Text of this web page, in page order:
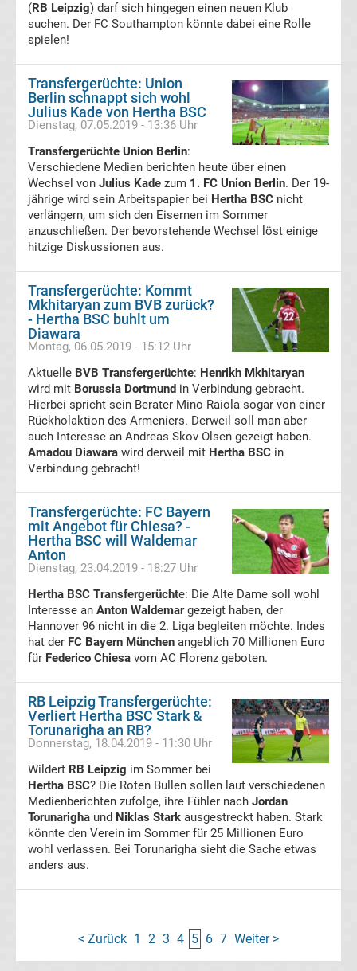
TSV
München
Transfergerüchte
VfB
Oldenburg
Transfergerüchte
VfB
Stuttgart
Transfergerüchte
VfL
Bochum
VfL
Wolfsburg
Transfergerüchte
Viktoria
Köln
Transfergerüchte
Bremen
Transfergerüchte
Hertha
BSC
Transfermarkt
(RB Leipzig) darf sich hingegen einen neuen Klub
suchen. Der FC Southampton könnte dabei eine Rolle
spielen!
Transfergerüchte: Union
Berlin schnappt sich wohl
Julius Kade von Hertha BSC
Dienstag, 07.05.2019 - 13:36 Uhr
Transfergerüchte Union Berlin:
Verschiedene Medien berichten heute über einen
Wechsel von Julius Kade zum 1. FC Union Berlin. Der 19-
jährige wird sein Arbeitspapier bei Hertha BSC nicht
verlängern, um sich den Eisernen im Sommer
anzuschließen. Der bevorstehende Wechsel löst einige
hitzige Diskussionen aus.
Transfergerüchte: Kommt
Mkhitaryan zum BVB zurück?
- Hertha BSC buhlt um
Diawara
Montag, 06.05.2019 - 15:12 Uhr
Aktuelle BVB Transfergerüchte: Henrikh Mkhitaryan
wird mit Borussia Dortmund in Verbindung gebracht.
Hierbei spricht sein Berater Mino Raiola sogar von einer
Rückholaktion des Armeniers. Derweil soll man aber
auch Interesse an Andreas Skov Olsen gezeigt haben.
Amadou Diawara wird derweil mit Hertha BSC in
Verbindung gebracht!
Transfergerüchte: FC Bayern
mit Angebot für Chiesa? -
Hertha BSC will Waldemar
Anton
Dienstag, 23.04.2019 - 18:27 Uhr
Hertha BSC Transfergerüchte: Die Alte Dame soll wohl
Interesse an Anton Waldemargezeigt haben, der
Hannover 96 nicht in die 2. Liga begleiten möchte. Indes
hat der FC Bayern München angeblich 70 Millionen Euro
für Federico Chiesa vom AC Florenz geboten.
RB Leipzig Transfergerüchte:
Verliert Hertha BSC Stark &
Torunarigha an RB?
Donnerstag, 18.04.2019 - 11:30 Uhr
Wildert RB Leipzig im Sommer bei
Hertha BSC? Die Roten Bullen sollen laut verschiedenen
Medienberichten zufolge, ihre Fühler nach Jordan
Torunarigha und Niklas Stark ausgestreckt haben. Stark
könnte den Verein im Sommer für 25 Millionen Euro
wohl verlassen. Bei Torunarigha sieht die Sache etwas
anders aus.
< Zurück 1 2 3 4 5 6 7 Weiter >